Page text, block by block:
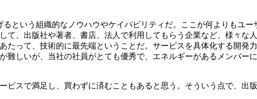
という組織的なノウハウやケイパビリティだ。ここが何よりもユ
、出版社や著者、書店、法人で利用してもらう企業など、様々な
って、技術的に最先端ということだ。サービスを具体化する開発
しいが、当社の社員がとても優秀で、エネルギーがあるメンバー
スで満足し、買わずに済むこともあると思う。そういう点で、出